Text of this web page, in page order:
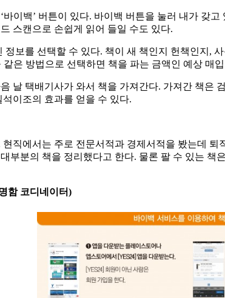
바이백’ 버튼이 있다. 바이백 버튼을 눌러 내가 갖
스캔으로 손쉽게 읽어 들일 수도 있다.
보를 선택할 수 있다. 책이 새 책인지 헌책인지,
은 방법으로 선택하면 책을 파는 금액인 예상 매
날 택배기사가 와서 책을 가져간다. 가져간 책
이조의 효과를 얻을 수 있다.
직에서는 주로 전문서적과 경제서적을 봤는데
부분의 책을 정리했다고 한다. 물론 팔 수 있는
함 코디네이터)